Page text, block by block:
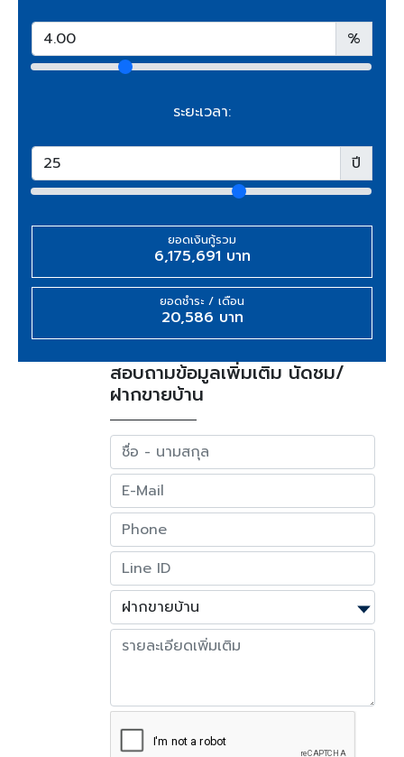
%
ระยะเวลา:
ปี
ยอดเงินกู้รวม
6,175,691 บาท
ยอดชำระ / เดือน
20,586 บาท
สอบถามข้อมูลเพิ่มเติม นัดชม/
ฝากขายบ้าน